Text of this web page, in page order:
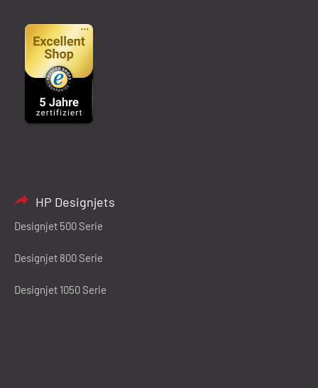
HP Designjets
Designjet 500 Serie
Designjet 800 Serie
Designjet 1050 Serie